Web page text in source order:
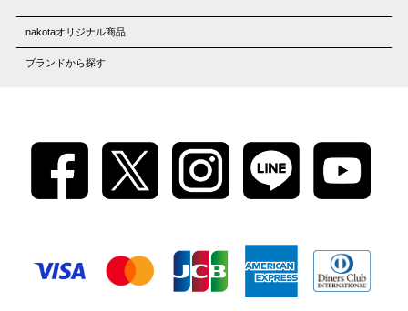
nakotaオリジナル商品
ブランドから探す